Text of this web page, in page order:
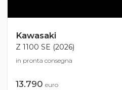
Kawasaki
Z 1100 SE (2026)
in pronta consegna
13.790 euro